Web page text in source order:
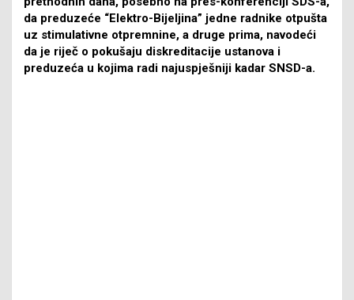
da preduzeće “Elektro-Bijeljina” jedne radnike otpušta
uz stimulativne otpremnine, a druge prima, navodeći
da je riječ o pokušaju diskreditacije ustanova i
preduzeća u kojima radi najuspješniji kadar SNSD-a.